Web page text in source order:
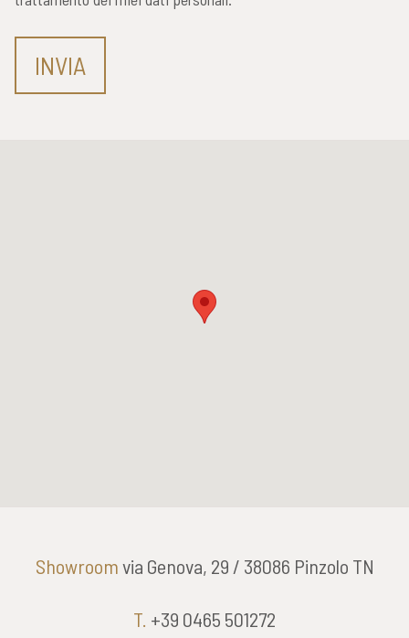
Showroomvia Genova, 29 / 38086 Pinzolo TN
T. +39 0465 501272